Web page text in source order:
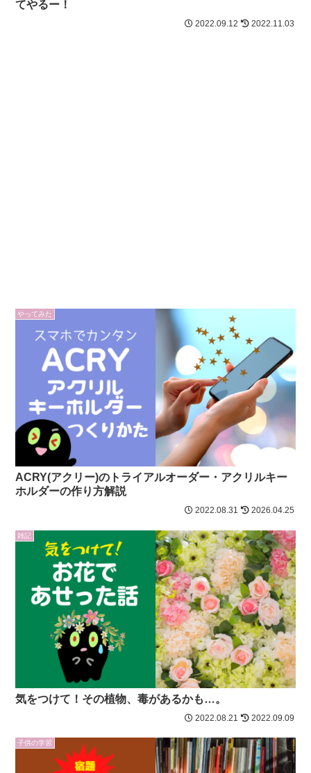
てやるー！
2022.09.12 2022.11.03
やってみた
ACRY(アクリー)のトライアルオーダー・アクリルキー
ホルダーの作り方解説
2022.08.31 2026.04.25
雑記
気をつけて！その植物、毒があるかも…。
2022.08.21 2022.09.09
子供の学習